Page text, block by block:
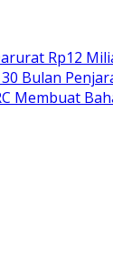
Rp12
Bulan
Membuat